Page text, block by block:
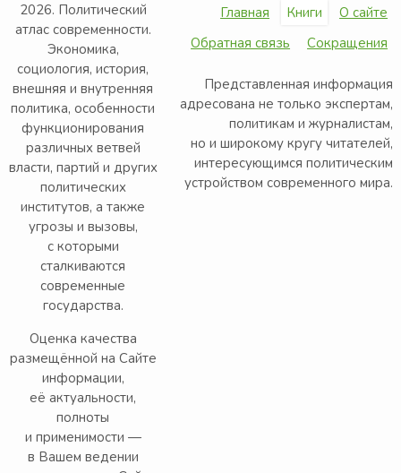
2026. Политический
атлас современности.
Экономика,
социология, история,
внешняя и внутренняя
политика, особенности
функционирования
различных ветвей
власти, партий и других
политических
институтов, а также
угрозы и вызовы,
с которыми
сталкиваются
современные
государства.
Оценка качества
размещённой на Сайте
информации,
её актуальности,
полноты
и применимости —
в Вашем ведении
Главная Книги
О сайте
Обратная связь
Сокращения
Представленная информация
адресована не только экспертам,
политикам и журналистам,
но и широкому кругу читателей,
интересующимся политическим
устройством современного мира.